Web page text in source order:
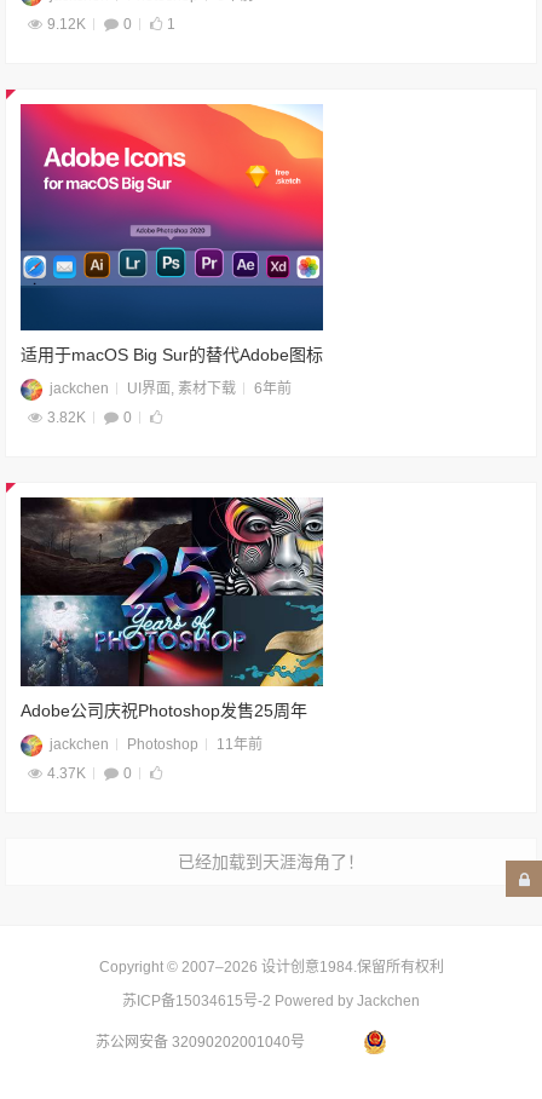
9.12K
0 1
适用于macOS Big Sur的替代Adobe图标
jackchen UI界面,素材下载
6年前
3.82K
0
Adobe公司庆祝Photoshop发售25周年
jackchen Photoshop
11年前
4.37K
0
已经加载到天涯海角了！
Copyright © 2007–2026 设计创意1984.保留所有权利
苏ICP备15034615号-2 Powered by Jackchen
苏公网安备 32090202001040号